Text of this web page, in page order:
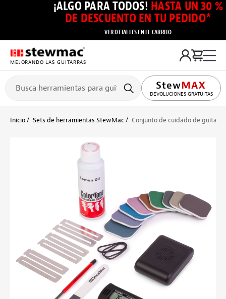
¡ALGO PARA TODOS! HASTA UN 30 %
DE DESCUENTO EN TU PEDIDO*
VER DETALLES EN EL CARRITO
MEJORANDO LAS GUITARRAS
DEVOLUCIONES GRATUITAS
Inicio Sets de herramientas StewMac Conjunto de cuidado de